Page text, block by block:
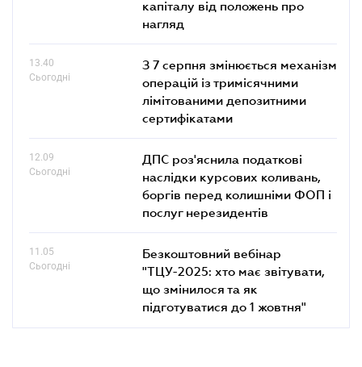
капіталу від положень про
нагляд
13.40
Сьогодні
З 7 серпня змінюється механізм
операцій із тримісячними
лімітованими депозитними
сертифікатами
12.09
Сьогодні
ДПС роз'яснила податкові
наслідки курсових коливань,
боргів перед колишніми ФОП і
послуг нерезидентів
11.05
Сьогодні
Безкоштовний вебінар
"ТЦУ-2025: хто має звітувати,
що змінилося та як
підготуватися до 1 жовтня"